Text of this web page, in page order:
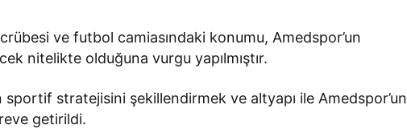
ve futbol camiasındaki konumu, Amedspor’un
nitelikte olduğuna vurgu yapılmıştır.
sportif stratejisini şekillendirmek ve altyapı ile Amedspor’un
getirildi.